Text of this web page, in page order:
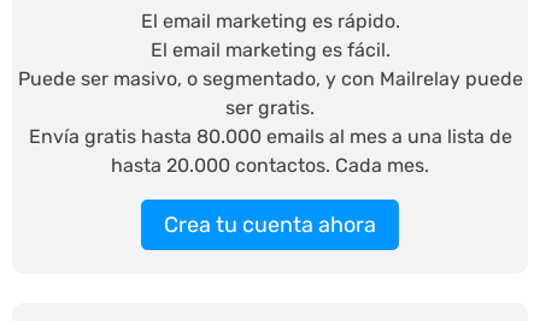
El email marketing es rápido.
El email marketing es fácil.
Puede ser masivo, o segmentado, y con Mailrelay puede
ser gratis.
Envía gratis hasta 80.000 emails al mes a una lista de
hasta 20.000 contactos. Cada mes.
Crea tu cuenta ahora